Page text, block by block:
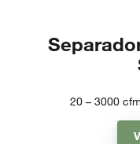
20 – 3000 cfm